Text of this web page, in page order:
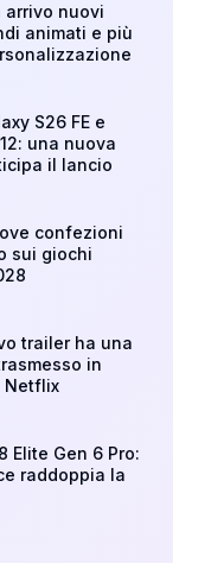
arrivo nuovi
animati e più
S26 FE e
una nuova
il lancio
confezioni
sui giochi
trailer ha una
in
Netflix
Elite Gen 6 Pro:
raddoppia la